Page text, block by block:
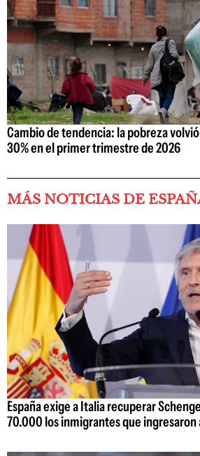
Cambio de tendencia: la pobreza
30% en el primer trimestre de 2026
MÁS NOTICIAS DE
España exige a Italia recuperar
70.000 los inmigrantes que ingresaron